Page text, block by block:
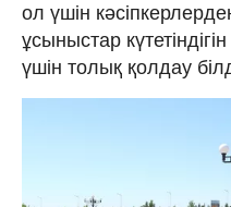
ол үшін
ұсыныстар
үшін толық қолдау